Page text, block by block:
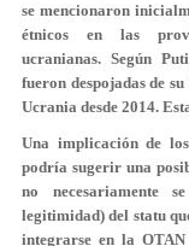
se mencionaron
étnicos en las
ucranianas. Según
fueron despojadas de
Ucrania desde 2014.
Una implicación de
podría sugerir una
no necesariamente
legitimidad) del statu
integrarse en la